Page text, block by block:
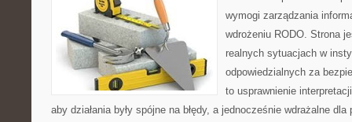
wymogi zarządzania
wdrożeniu RODO. Strona
realnych sytuacjach w
odpowiedzialnych za
to usprawnienie
aby działania były spójne na błędy, a jednocześnie wdrażalne